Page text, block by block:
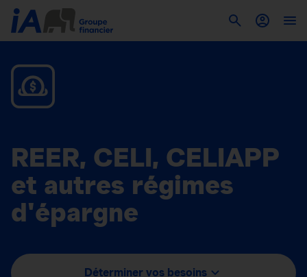
REER, CELI, CELIAPP
et autres régimes
d'épargne
Déterminer vos besoins